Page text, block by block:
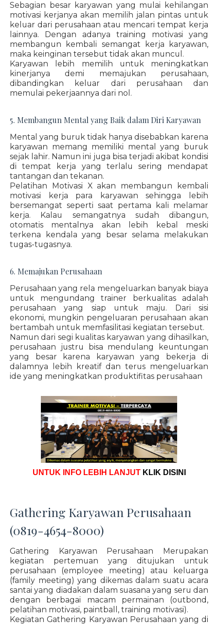
Sebagian besar karyawan yang mulai kehilangan
motivasi kerjanya akan memilih jalan pintas untuk
keluar dari perusahaan atau mencari tempat kerja
lainnya. Dengan adanya training motivasi yang
membangun kembali semangat kerja karyawan,
maka keinginan tersebut tidak akan muncul.
Karyawan lebih memilih untuk meningkatkan
kinerjanya demi memajukan perusahaan,
dibandingkan keluar dari perusahaan dan
memulai pekerjaannya dari nol.
5. Membangun Mental yang Baik dalam Diri Karyawan
Mental yang buruk tidak hanya disebabkan karena
karyawan memang memiliki mental yang buruk
sejak lahir. Namun ini juga bisa terjadi akibat kondisi
di tempat kerja yang terlalu sering mendapat
tantangan dan tekanan.
Pelatihan Motivasi X akan membangun kembali
motivasi kerja para karyawan sehingga lebih
bersemangat seperti saat pertama kali melamar
kerja. Kalau semangatnya sudah dibangun,
otomatis mentalnya akan lebih kebal meski
terkena kendala yang besar selama melakukan
tugas-tugasnya.
6. Memajukan Perusahaan
Perusahaan yang rela mengeluarkan banyak biaya
untuk mengundang trainer berkualitas adalah
perusahaan yang siap untuk maju. Dari sisi
ekonomi, mungkin pengeluaran perusahaan akan
bertambah untuk memfasilitasi kegiatan tersebut.
Namun dari segi kualitas karyawan yang dihasilkan,
perusahaan justru bisa mendulang keuntungan
yang besar karena karyawan yang bekerja di
dalamnya lebih kreatif dan terus mengeluarkan
ide yang meningkatkan produktifitas perusahaan
UNTUK INFO LEBIH LANJUT KLIK DISINI
Gathering Karyawan Perusahaan
(0819-4654-8000)
Gathering Karyawan Perusahaan Merupakan
kegiatan pertemuan yang ditujukan untuk
perusahaan (employee meeting) atau keluarga
(family meeting) yang dikemas dalam suatu acara
santai yang diadakan dalam suasana yang seru dan
dengan berbagai macam permainan (outbond,
pelatihan motivasi, paintball, training motivasi).
Kegiatan Gathering Karyawan Perusahaan yang di